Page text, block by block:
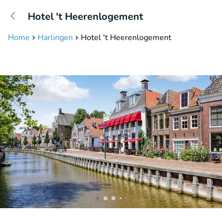
Disponible jusqu'à 23:00 heures
Hotel 't Heerenlogement
Home Harlingen Hotel 't Heerenlogement